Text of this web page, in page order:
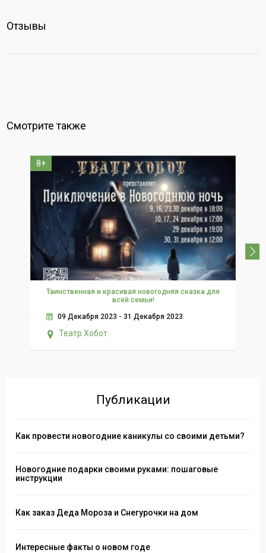
Отзывы
Смотрите также
8+
Таинственная и красивая новогодняя сказка для
всей семьи!
09 Декабря 2023 - 31 Декабря 2023
Театр Хобот
Публикации
Как провести новогодние каникулы со своими детьми?
Новогодние подарки своими руками: пошаговые
инструкции
Как заказ Деда Мороза и Снегурочки на дом
Интересные факты о новом годе